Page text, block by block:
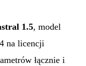
1.5, model
na licencji
łącznie i